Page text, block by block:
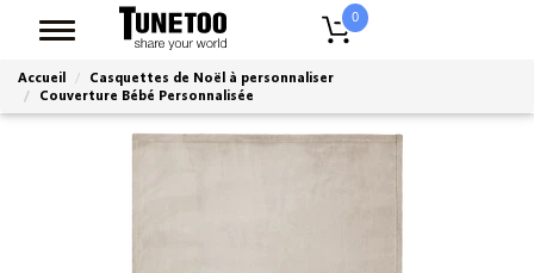
0
Accueil
Casquettes de Noël à personnaliser
Couverture Bébé Personnalisée